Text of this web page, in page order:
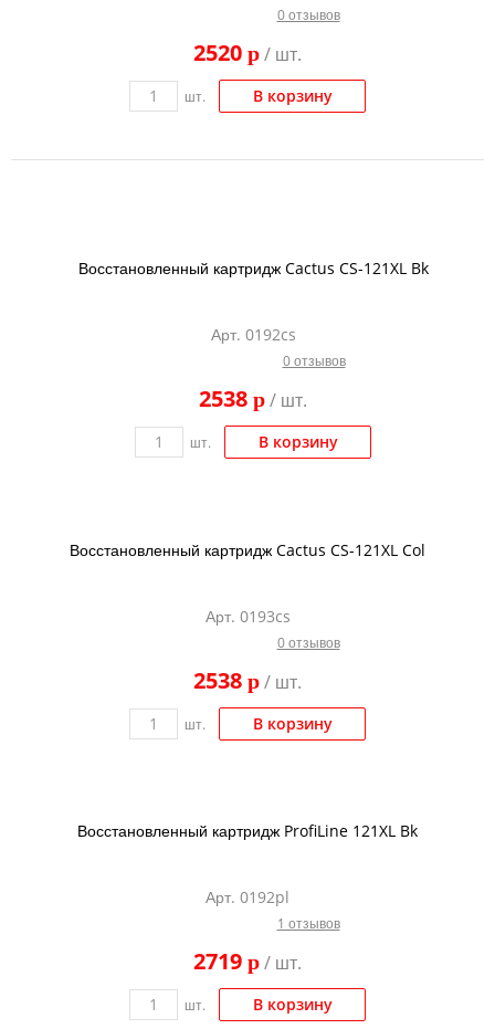
0 отзывов
2520 p/ шт.
шт. В корзину
Восстановленный картридж Cactus CS-121XL Bk
Арт. 0192cs
0 отзывов
2538 p/ шт.
шт. В корзину
Восстановленный картридж Cactus CS-121XL Col
Арт. 0193cs
0 отзывов
2538 p/ шт.
шт. В корзину
Восстановленный картридж ProfiLine 121XL Bk
Арт. 0192pl
1 отзывов
2719 p/ шт.
шт. В корзину